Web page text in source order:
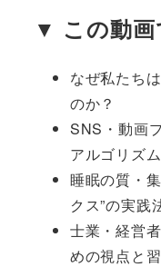
▼ この動画
なぜ私たち
のか？
SNS・動画
アルゴリズ
睡眠の質・
クス”の実践
士業・経営
めの視点と